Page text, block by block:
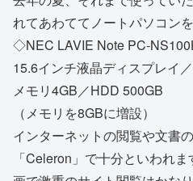
れてあわててノートパソコン
◇NEC LAVIE Note PC-
15.6インチ液晶ディスプレイ
メモリ4GB／HDD 500GB
（メモリを8GBに増設）
インターネットの閲覧や文書
「Celeron」で十分といわれ